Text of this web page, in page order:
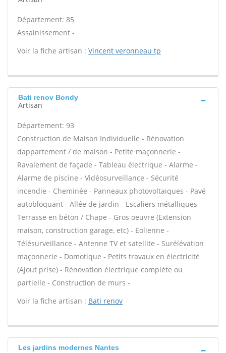
Département: 85
Assainissement -
Voir la fiche artisan : Vincent veronneau tp
Bati renov Bondy
Artisan
Département: 93
Construction de Maison Individuelle - Rénovation
dappartement / de maison - Petite maçonnerie -
Ravalement de façade - Tableau électrique - Alarme -
Alarme de piscine - Vidéosurveillance - Sécurité
incendie - Cheminée - Panneaux photovoltaïques - Pavé
autobloquant - Allée de jardin - Escaliers métalliques -
Terrasse en béton / Chape - Gros oeuvre (Extension
maison, construction garage, etc) - Eolienne -
Télésurveillance - Antenne TV et satellite - Surélévation
maçonnerie - Domotique - Petits travaux en électricité
(Ajout prise) - Rénovation électrique complète ou
partielle - Construction de murs -
Voir la fiche artisan : Bati renov
Les jardins modernes Nantes